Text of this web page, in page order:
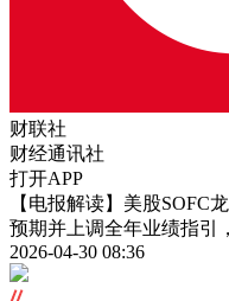
财联社
财经通讯社
打开APP
【电报解读】美股SOFC
预期并上调全年业绩指引
2026-04-30 08:36